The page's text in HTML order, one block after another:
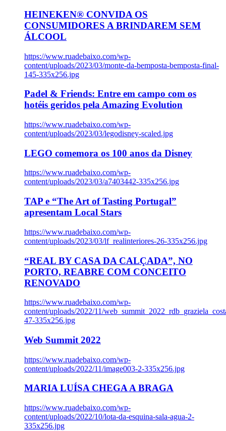
HEINEKEN® CONVIDA OS
CONSUMIDORES A BRINDAREM SEM
ÁLCOOL
https://www.ruadebaixo.com/wp-
content/uploads/2023/03/monte-da-bemposta-bemposta-final-
145-335x256.jpg
Padel & Friends: Entre em campo com os
hotéis geridos pela Amazing Evolution
https://www.ruadebaixo.com/wp-
content/uploads/2023/03/legodisney-scaled.jpg
LEGO comemora os 100 anos da Disney
https://www.ruadebaixo.com/wp-
content/uploads/2023/03/a7403442-335x256.jpg
TAP e “The Art of Tasting Portugal”
apresentam Local Stars
https://www.ruadebaixo.com/wp-
content/uploads/2023/03/lf_realinteriores-26-335x256.jpg
“REAL BY CASA DA CALÇADA”, NO
PORTO, REABRE COM CONCEITO
RENOVADO
https://www.ruadebaixo.com/wp-
content/uploads/2022/11/
47-335x256.jpg
Web Summit 2022
https://www.ruadebaixo.com/wp-
content/uploads/2022/11/image003-2-335x256.jpg
MARIA LUÍSA CHEGA A BRAGA
https://www.ruadebaixo.com/wp-
content/uploads/2022/10/lota-da-esquina-sala-agua-2-
335x256.jpg